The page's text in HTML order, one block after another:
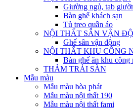
Giường ngủ, tab
Bàn ghế khách sạn
Tủ treo quần áo
NỘI THẤT SÂN VẬN
Ghế sân vận động
NỘI THẤT KHU CÔNG
Bàn ghế ăn khu công
THẢM TRẢI SÀN
Mẫu màu
Mẫu màu hòa phát
Mẫu màu nội thất 190
Mẫu màu nội thất fami